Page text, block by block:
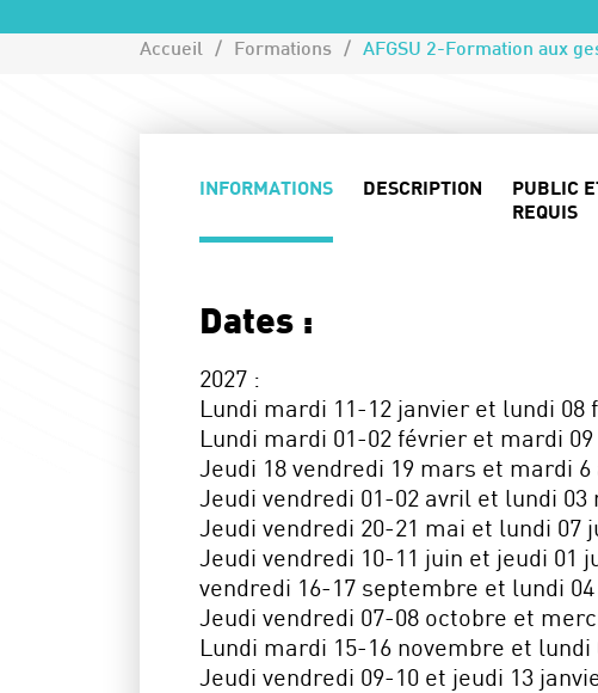
Accueil Formations
INFORMATIONS DESCRIPTION
PUBLIC
REQUIS
Dates :
2027 :
Lundi mardi 11-12 janvier et lundi 08
Lundi mardi 01-02 février et mardi
Jeudi 18 vendredi 19 mars et mardi
Jeudi vendredi 01-02 avril et lundi 03
Jeudi vendredi 20-21 mai et lundi 07
Jeudi vendredi 10-11 juin et jeudi 01
vendredi 16-17 septembre et lundi
Jeudi vendredi 07-08 octobre et
Lundi mardi 15-16 novembre et lundi
Jeudi vendredi 09-10 et jeudi 13